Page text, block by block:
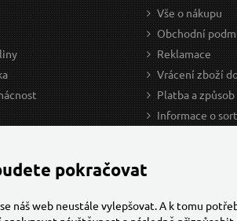
Vše o nákupu
Obchodní
Reklamace
Vrácení zboží
Platba a
Informace o
pokračovat
náš web neustále vylepšovat. A k tomu